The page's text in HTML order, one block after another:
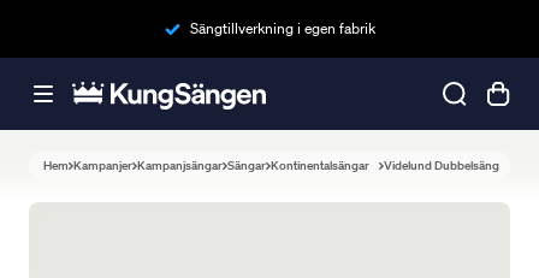
Sängtillverkning i egen fabrik
Hem Kampanjer Kampanjsängar Sängar Kontinentalsängar Videlund Dubbelsäng